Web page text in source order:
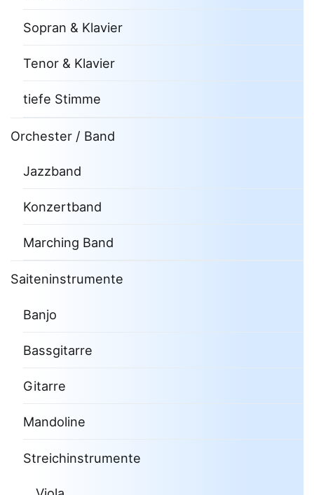
Sopran & Klavier
Tenor & Klavier
tiefe Stimme
Orchester / Band
Jazzband
Konzertband
Marching Band
Saiteninstrumente
Banjo
Bassgitarre
Gitarre
Mandoline
Streichinstrumente